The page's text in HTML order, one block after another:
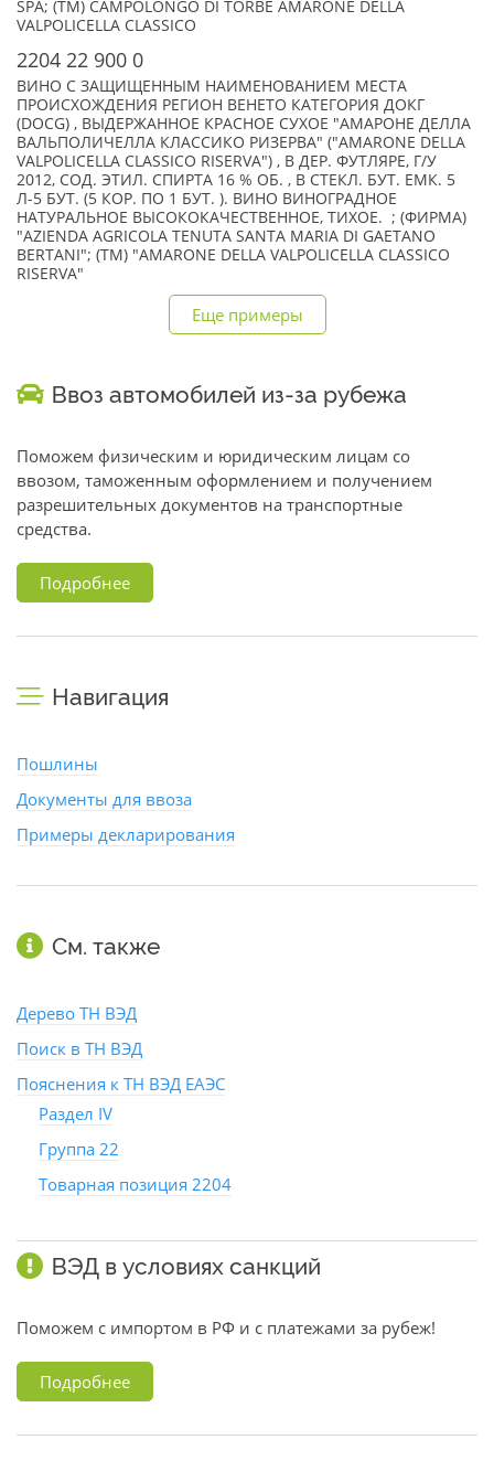
SPA; (TM) CAMPOLONGO DI TORBE AMARONE DELLA
VALPOLICELLA CLASSICO
2204 22 900 0
ВИНО С ЗАЩИЩЕННЫМ НАИМЕНОВАНИЕМ МЕСТА
ПРОИСХОЖДЕНИЯ РЕГИОН ВЕНЕТО КАТЕГОРИЯ ДОКГ
(DOCG) , ВЫДЕРЖАННОЕ КРАСНОЕ СУХОЕ "АМАРОНЕ ДЕЛЛА
ВАЛЬПОЛИЧЕЛЛА КЛАССИКО РИЗЕРВА" ("AMARONE DELLA
VALPOLICELLA CLASSICO RISERVA") , В ДЕР. ФУТЛЯРЕ, Г/У
2012, СОД. ЭТИЛ. СПИРТА 16 % ОБ. , В СТЕКЛ. БУТ. ЕМК. 5
Л-5 БУТ. (5 КОР. ПО 1 БУТ. ). ВИНО ВИНОГРАДНОЕ
НАТУРАЛЬНОЕ ВЫСОКОКАЧЕСТВЕННОЕ, ТИХОЕ. ; (ФИРМА)
"AZIENDA AGRICOLA TENUTA SANTA MARIA DI GAETANO
BERTANI"; (TM) "AMARONE DELLA VALPOLICELLA CLASSICO
RISERVA"
Еще примеры
Ввоз автомобилей из-за рубежа
Поможем физическим и юридическим лицам со
ввозом, таможенным оформлением и получением
разрешительных документов на транспортные
средства.
Подробнее
Навигация
Пошлины
Документы для ввоза
Примеры декларирования
См. также
Дерево ТН ВЭД
Поиск в ТН ВЭД
Пояснения к ТН ВЭД ЕАЭС
Раздел IV
Группа 22
Товарная позиция 2204
ВЭД в условиях санкций
Поможем с импортом в РФ и с платежами за рубеж!
Подробнее